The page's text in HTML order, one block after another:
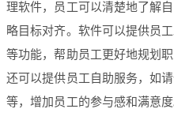
理软件，员工可以清楚地了解
略目标对齐。软件可以提供员
等功能，帮助员工更好地规划
还可以提供员工自助服务，如
等，增加员工的参与感和满意度